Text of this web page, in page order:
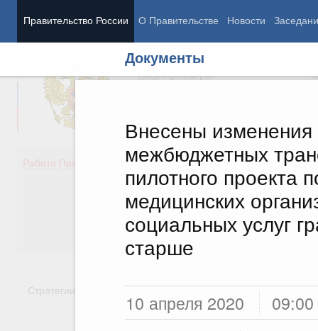
Правительство России О Правительстве Новости
Документы
Внесены изменения
межбюджетных
пилотного проекта
медицинских
социальных услуг
старше
10 апреля 2020 09:00
Председатель Правительства
Вице-премьеры
Работа Правительства
Демография
Здоровье
Образование
Культура
Общество
Государство
Стратегии Государственные программы